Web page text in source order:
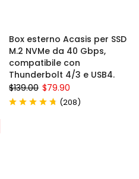
Box esterno Acasis per SSD
M.2 NVMe da 40 Gbps,
compatibile con
Thunderbolt 4/3 e USB4.
$139.00 $79.90
(208)